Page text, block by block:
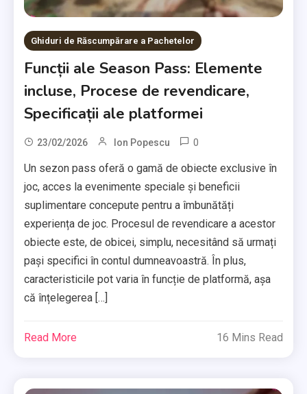
Ghiduri de Răscumpărare a Pachetelor
Funcții ale Season Pass: Elemente
incluse, Procese de revendicare,
Specificații ale platformei
23/02/2026 Ion Popescu 0
Un sezon pass oferă o gamă de obiecte exclusive în
joc, acces la evenimente speciale și beneficii
suplimentare concepute pentru a îmbunătăți
experiența de joc. Procesul de revendicare a acestor
obiecte este, de obicei, simplu, necesitând să urmați
pași specifici în contul dumneavoastră. În plus,
caracteristicile pot varia în funcție de platformă, așa
că înțelegerea […]
Read More 16 Mins Read